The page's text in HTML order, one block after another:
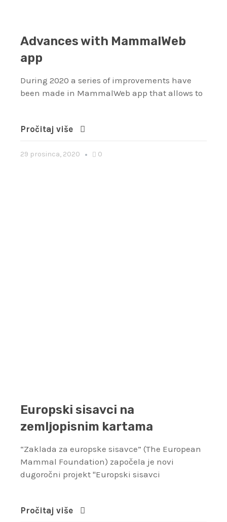
Advances with MammalWeb
app
During 2020 a series of improvements have
been made in MammalWeb app that allows to
Pročitaj više
29 prosinca, 2020 0
Europski sisavci na
zemljopisnim kartama
“Zaklada za europske sisavce” (The European
Mammal Foundation) započela je novi
dugoročni projekt "Europski sisavci
Pročitaj više